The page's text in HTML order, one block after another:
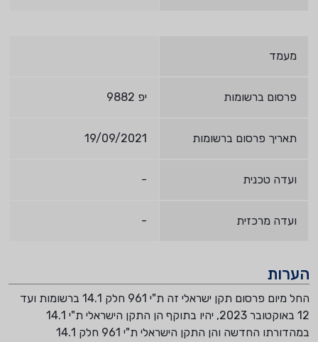
מעמד
פרסום ברשומות יפ 9882
תאריך פרסום ברשומות 19/09/2021
ועדה טכנית -
ועדה מרכזית -
הערות
החל מיום פרסום תקן ישראלי זה ת"י 961 חלק 14.1 ברשומות ועד
12 באוקטובר 2023, יהיו בתוקף הן התקן הישראלי ת"י 14.1
במהדורתו החדשה והן התקן הישראלי ת"י 961 חלק 14.1